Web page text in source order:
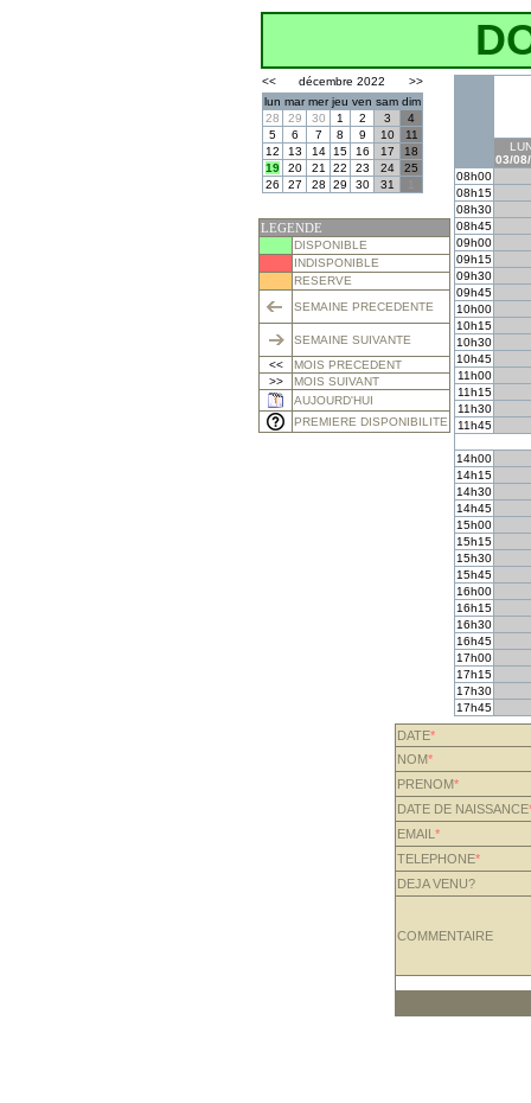
<< décembre 2022
>>
lun mar mer jeu ven sam dim
28
29 30 1 2 3
4
5
6 7 8 9 10
11
12
13 14 15 16 17
18
19
20 21 22 23 24
25
26
27 28 29 30 31
LEGENDE
DISPONIBLE
INDISPONIBLE
RESERVE
SEMAINE PRECEDENTE
SEMAINE SUIVANTE
<<
MOIS PRECEDENT
>>
MOIS SUIVANT
AUJOURD'HUI
PREMIERE DISPONIBILITE
03/
08h00
08h15
08h30
08h45
09h00
09h15
09h30
09h45
10h00
10h15
10h30
10h45
11h00
11h15
11h30
11h45
14h00
14h15
14h30
14h45
15h00
15h15
15h30
15h45
16h00
16h15
16h30
16h45
17h00
17h15
17h30
17h45
DATE*
NOM*
PRENOM*
DATE DE NAISSANCE
EMAIL *
TELEPHONE*
DEJA VENU?
COMMENTAIRE